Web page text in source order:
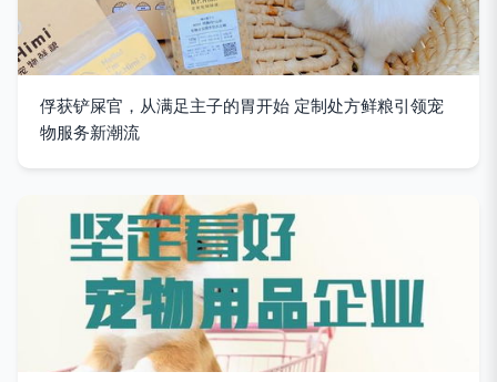
俘获铲屎官，从满足主子的胃开始 定制处方鲜粮引领宠
物服务新潮流